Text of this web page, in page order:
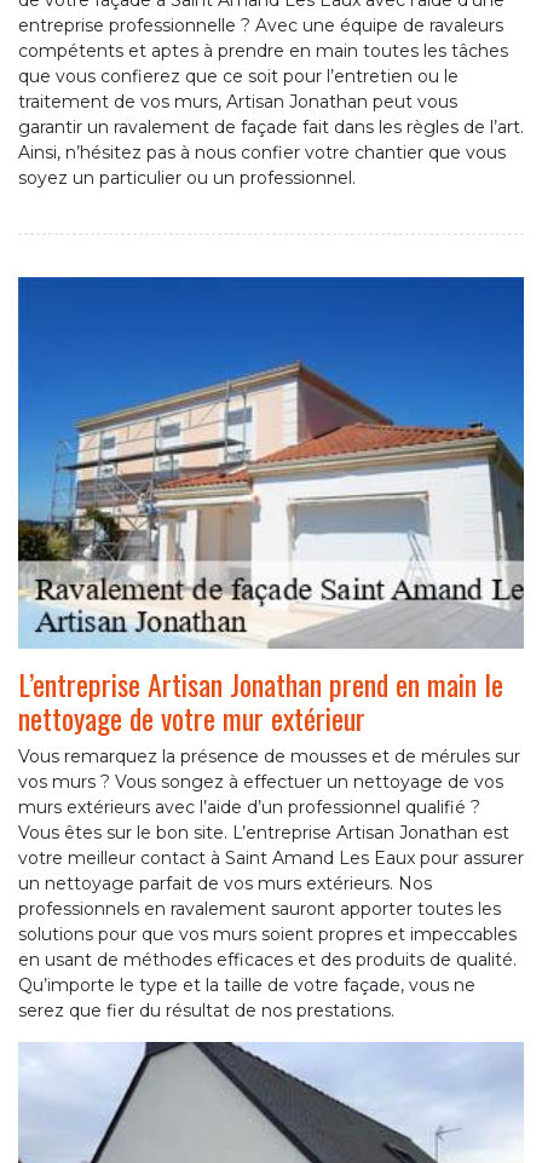
entreprise professionnelle ? Avec une équipe de ravaleurs
compétents et aptes à prendre en main toutes les tâches
que vous confierez que ce soit pour l’entretien ou le
traitement de vos murs, Artisan Jonathan peut vous
garantir un ravalement de façade fait dans les règles de l’art.
Ainsi, n’hésitez pas à nous confier votre chantier que vous
soyez un particulier ou un professionnel.
L’entreprise Artisan Jonathan prend en main le
nettoyage de votre mur extérieur
Vous remarquez la présence de mousses et de mérules sur
vos murs ? Vous songez à effectuer un nettoyage de vos
murs extérieurs avec l’aide d’un professionnel qualifié ?
Vous êtes sur le bon site. L’entreprise Artisan Jonathan est
votre meilleur contact à Saint Amand Les Eaux pour assurer
un nettoyage parfait de vos murs extérieurs. Nos
professionnels en ravalement sauront apporter toutes les
solutions pour que vos murs soient propres et impeccables
en usant de méthodes efficaces et des produits de qualité.
Qu’importe le type et la taille de votre façade, vous ne
serez que fier du résultat de nos prestations.